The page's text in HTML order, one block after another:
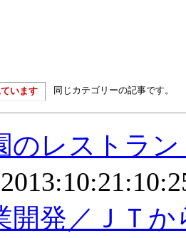
います 同じカテゴリーの記事です。
のレストラ
開発／ＪＴ